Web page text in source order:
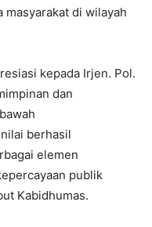
di wilayah
kepada Irjen. Pol.
dan
berhasil
elemen
publik
Kabidhumas.